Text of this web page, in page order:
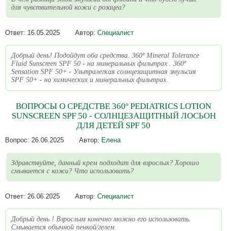
для чувствительной кожи с розацеа?
Ответ: 16.05.2025 Автор: Специалист
Добрый день! Подойдут оба средства. 360º Mineral Tolerance
Fluid Sunscreen SPF 50 - на минеральных фильтрах . 360º
Sensation SPF 50+ - Ультралегкая солнцезащитная эмульсия
SPF 50+ - на химических и минеральных фильтрах.
ВОПРОСЫ О СРЕДСТВЕ 360º PEDIATRICS LOTION
SUNSCREEN SPF 50 - СОЛНЦЕЗАЩИТНЫЙ ЛОСЬОН
ДЛЯ ДЕТЕЙ SPF 50
Вопрос: 26.06.2025 Автор: Елена
Здравствуйте, данный крем подходит для взрослых? Хорошо
смывается с кожи? Что использовать?
Ответ: 26.06.2025 Автор: Специалист
Добрый день ! Взрослым конечно можно его использовать.
Смывается обычной пенкой/гелем